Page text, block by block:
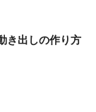
き出しの作り方